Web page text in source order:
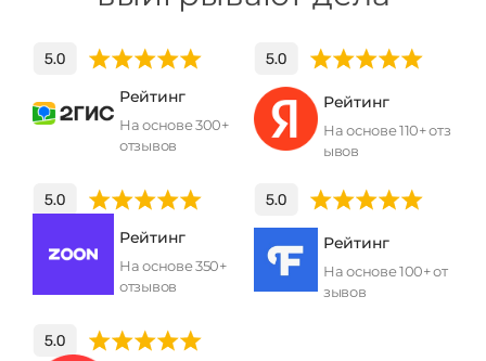
Рейтинг
На основе 300+
отзывов
Рейтинг
На основе 110+ отз
ывов
Рейтинг
На основе 350+
отзывов
Рейтинг
На основе 100+ от
зывов